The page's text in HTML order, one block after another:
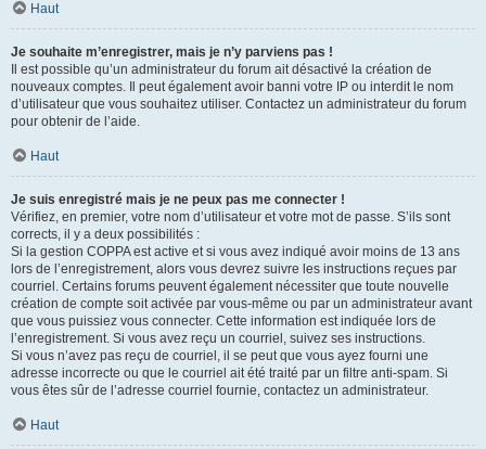
Haut
Je souhaite m’enregistrer, mais je n’y parviens pas !
Il est possible qu’un administrateur du forum ait désactivé la création de
nouveaux comptes. Il peut également avoir banni votre IP ou interdit le nom
d’utilisateur que vous souhaitez utiliser. Contactez un administrateur du forum
pour obtenir de l’aide.
Haut
Je suis enregistré mais je ne peux pas me connecter !
Vérifiez, en premier, votre nom d’utilisateur et votre mot de passe. S’ils sont
corrects, il y a deux possibilités :
Si la gestion COPPA est active et si vous avez indiqué avoir moins de 13 ans
lors de l’enregistrement, alors vous devrez suivre les instructions reçues par
courriel. Certains forums peuvent également nécessiter que toute nouvelle
création de compte soit activée par vous-même ou par un administrateur avant
que vous puissiez vous connecter. Cette information est indiquée lors de
l’enregistrement. Si vous avez reçu un courriel, suivez ses instructions.
Si vous n’avez pas reçu de courriel, il se peut que vous ayez fourni une
adresse incorrecte ou que le courriel ait été traité par un filtre anti-spam. Si
vous êtes sûr de l’adresse courriel fournie, contactez un administrateur.
Haut